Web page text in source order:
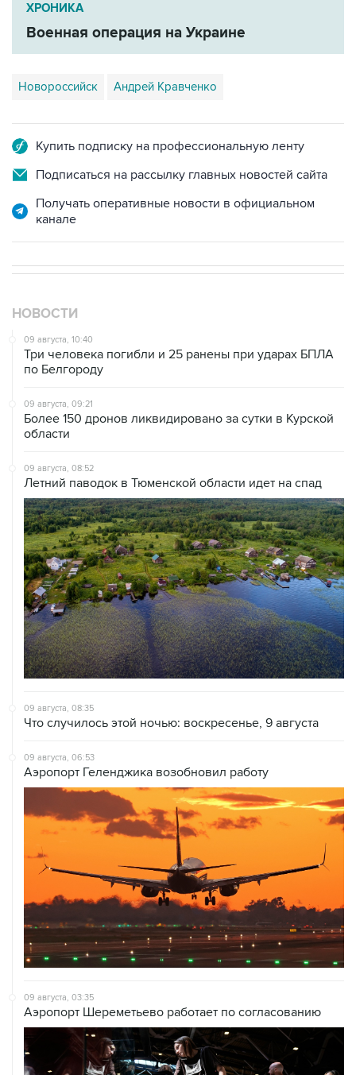
ХРОНИКА
Военная операция на Украине
Новороссийск Андрей Кравченко
Купить подписку на профессиональную ленту
Подписаться на рассылку главных новостей сайта
Получать оперативные новости в официальном
канале
НОВОСТИ
09 августа, 10:40
Три человека погибли и 25 ранены при ударах БПЛА
по Белгороду
09 августа, 09:21
Более 150 дронов ликвидировано за сутки в Курской
области
09 августа, 08:52
Летний паводок в Тюменской области идет на спад
09 августа, 08:35
Что случилось этой ночью: воскресенье, 9 августа
09 августа, 06:53
Аэропорт Геленджика возобновил работу
09 августа, 03:35
Аэропорт Шереметьево работает по согласованию